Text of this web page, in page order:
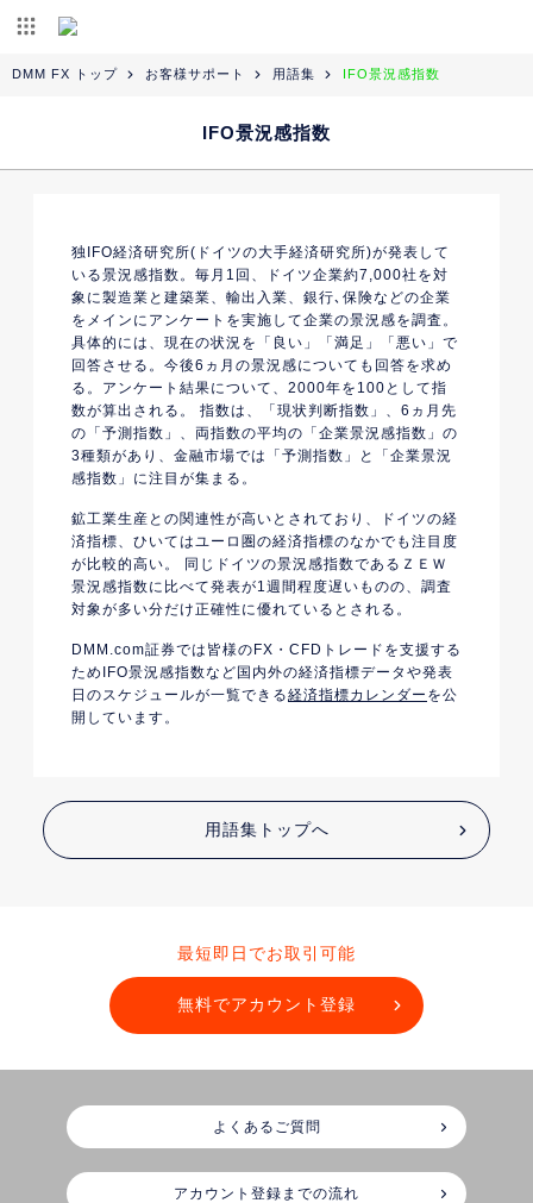
DMM FX トップ お客様サポート 用語集 IFO景況感指数
IFO景況感指数
独IFO経済研究所(ドイツの大手経済研究所)が発表して
いる景況感指数。毎月1回、ドイツ企業約7,000社を対
象に製造業と建築業、輸出入業、銀行､保険などの企業
をメインにアンケートを実施して企業の景況感を調査。
具体的には、現在の状況を「良い」「満足」「悪い」で
回答させる。今後6ヵ月の景況感についても回答を求め
る。アンケート結果について、2000年を100として指
数が算出される。 指数は、「現状判断指数」、6ヵ月先
の「予測指数」、両指数の平均の「企業景況感指数」の
3種類があり、金融市場では「予測指数」と「企業景況
感指数」に注目が集まる。
鉱工業生産との関連性が高いとされており、ドイツの経
済指標、ひいてはユーロ圏の経済指標のなかでも注目度
が比較的高い。 同じドイツの景況感指数であるＺＥＷ
景況感指数に比べて発表が1週間程度遅いものの、調査
対象が多い分だけ正確性に優れているとされる。
DMM.com証券では皆様のFX・CFDトレードを支援する
ためIFO景況感指数など国内外の経済指標データや発表
日のスケジュールが一覧できる経済指標カレンダー を公
開しています。
用語集トップへ
最短即日でお取引可能
無料でアカウント登録
よくあるご質問
アカウント登録までの流れ